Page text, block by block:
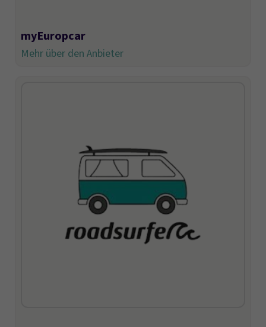
myEuropcar
Mehr über den Anbieter